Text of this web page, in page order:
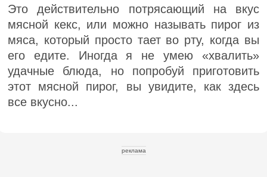
Это действительно потрясающий на вкус
мясной кекс, или можно называть пирог из
мяса, который просто тает во рту, когда вы
его едите. Иногда я не умею «хвалить»
удачные блюда, но попробуй приготовить
этот мясной пирог, вы увидите, как здесь
все вкусно...
реклама